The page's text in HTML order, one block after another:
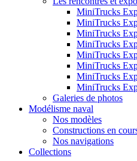
MiniTrucks
MiniTrucks
MiniTrucks
MiniTrucks
MiniTrucks
MiniTrucks
MiniTrucks
MiniTrucks
Galeries de photos
Modélisme naval
Nos modèles
Constructions en
Nos navigations
Collections